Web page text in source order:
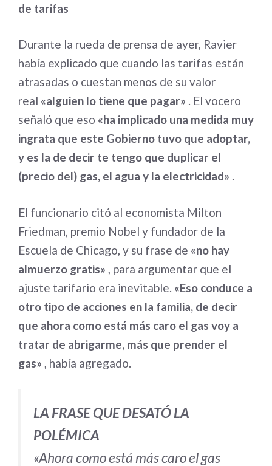
de tarifas
Durante la rueda de prensa de ayer, Ravier
había explicado que cuando las tarifas están
atrasadas o cuestan menos de su valor
real «alguien lo tiene que pagar» . El vocero
señaló que eso «ha implicado una medida muy
ingrata que este Gobierno tuvo que adoptar,
y es la de decir te tengo que duplicar el
(precio del) gas, el agua y la electricidad» .
El funcionario citó al economista Milton
Friedman, premio Nobel y fundador de la
Escuela de Chicago, y su frase de «no hay
almuerzo gratis» , para argumentar que el
ajuste tarifario era inevitable. «Eso conduce a
otro tipo de acciones en la familia, de decir
que ahora como está más caro el gas voy a
tratar de abrigarme, más que prender el
gas» , había agregado.
LA FRASE QUE DESATÓ LA
POLÉMICA
«Ahora como está más caro el gas